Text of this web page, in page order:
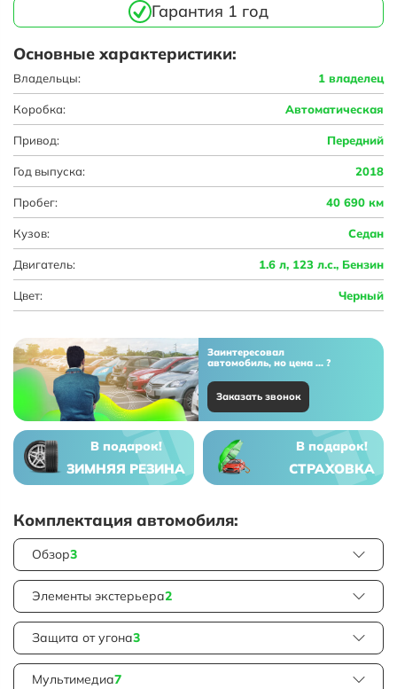
Гарантия 1 год
Основные характеристики:
Владельцы: 1 владелец
Коробка: Автоматическая
Привод: Передний
Год выпуска: 2018
Пробег: 40 690 км
Кузов: Седан
Двигатель: 1.6 л, 123 л.с., Бензин
Цвет: Черный
Заинтересовал
автомобиль, но цена ... ?
Заказать звонок
В подарок!
ЗИМНЯЯ РЕЗИНА
В подарок!
СТРАХОВКА
Комплектация автомобиля:
Обзор3
Элементы экстерьера2
Защита от угона3
Мультимедиа7